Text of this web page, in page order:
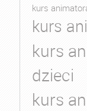
kurs
kurs
kurs
dzieci
kurs